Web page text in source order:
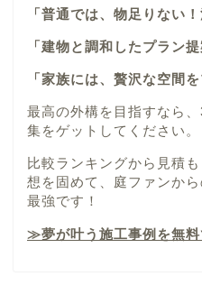
「普通では、物足りない
「建物と調和したプラン
「家族には、贅沢な空間
最高の外構を目指すなら
集をゲットしてください。
比較ランキングから見積
想を固めて、庭ファンか
最強です！
≫夢が叶う施工事例を無料